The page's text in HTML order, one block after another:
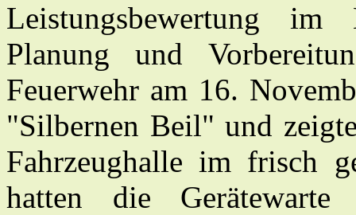
Leistungsbewertung
Planung und
Feuerwehr am 16.
"Silbernen Beil" und
Fahrzeughalle im frisch
hatten die